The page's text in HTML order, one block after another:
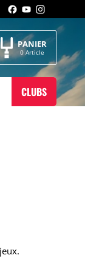
PANIER
0 Article
CLUBS